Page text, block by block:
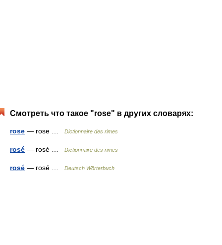
Смотреть что такое "rose" в других словарях:
rose — rose … Dictionnaire des rimes
rosé — rosé … Dictionnaire des rimes
rosé — rosé … Deutsch Wörterbuch